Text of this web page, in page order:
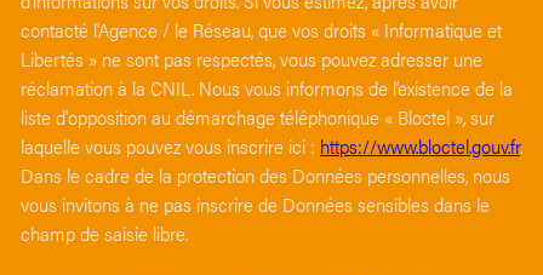
contacté l'Agence / le Réseau, que vos droits « Informatique et
Libertés » ne sont pas respectés, vous pouvez adresser une
réclamation à la CNIL. Nous vous informons de l’existence de la
liste d'opposition au démarchage téléphonique « Bloctel », sur
laquelle vous pouvez vous inscrire ici : https://www.bloctel.gouv.fr.
Dans le cadre de la protection des Données personnelles, nous
vous invitons à ne pas inscrire de Données sensibles dans le
champ de saisie libre.